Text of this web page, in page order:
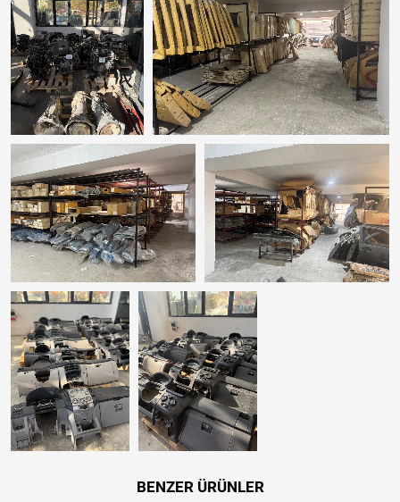
BENZER ÜRÜNLER